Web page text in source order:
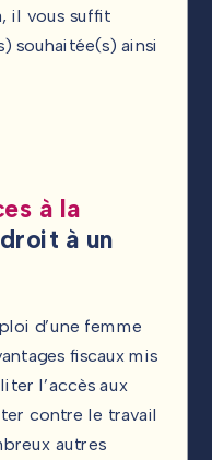
il vous suffit
souhaitée(s) ainsi
à la
à un
d’une femme
fiscaux mis
l’accès aux
contre le travail
autres